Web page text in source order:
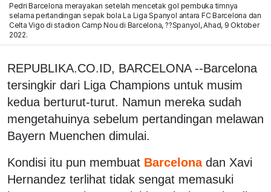
Pedri Barcelona merayakan setelah mencetak gol pembuka timnya
selama pertandingan sepak bola La Liga Spanyol antara FC Barcelona dan
Celta Vigo di stadion Camp Nou di Barcelona, ??Spanyol, Ahad, 9 Oktober
2022.
REPUBLIKA.CO.ID, BARCELONA --Barcelona
tersingkir dari Liga Champions untuk musim
kedua berturut-turut. Namun mereka sudah
mengetahuinya sebelum pertandingan melawan
Bayern Muenchen dimulai.
Kondisi itu pun membuat Barcelona dan Xavi
Hernandez terlihat tidak sengat memasuki